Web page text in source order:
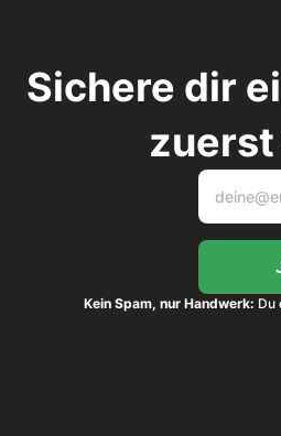
Sichere dir
zuerst
Kein Spam, nur Handwerk: Du